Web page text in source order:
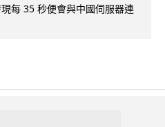
每 35 秒便會與中國伺服器連